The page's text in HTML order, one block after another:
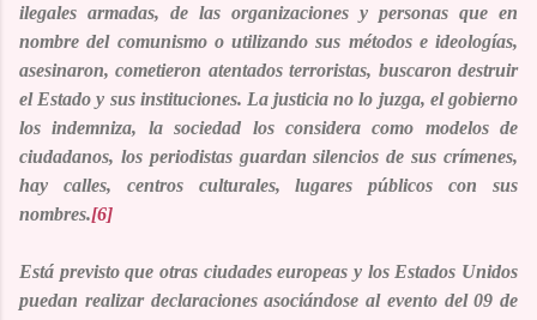
ilegales armadas, de las organizaciones y personas que en
nombre del comunismo o utilizando sus métodos e ideologías,
asesinaron, cometieron atentados terroristas, buscaron destruir
el Estado y sus instituciones. La justicia no lo juzga, el gobierno
los indemniza, la sociedad los considera como modelos de
ciudadanos, los periodistas guardan silencios de sus crímenes,
hay calles, centros culturales, lugares públicos con sus
nombres.[6]
Está previsto que otras ciudades europeas y los Estados Unidos
puedan realizar declaraciones asociándose al evento del 09 de